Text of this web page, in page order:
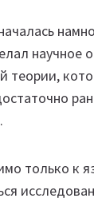
научное
только к